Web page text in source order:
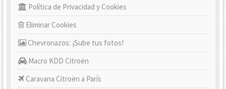
Política de Privacidad y Cookies
Eliminar Cookies
Chevronazos: ¡Sube tus fotos!
Macro KDD Citroën
Caravana Citroën a París